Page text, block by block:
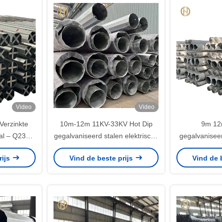
Video
– Q235B
voor
Video
10m-12m 11KV-33KV Hot Dip
gegalvaniseerd stalen elektrische
paal
Vind de beste prijs
9m
paal,
cirkelvormige
Vind de